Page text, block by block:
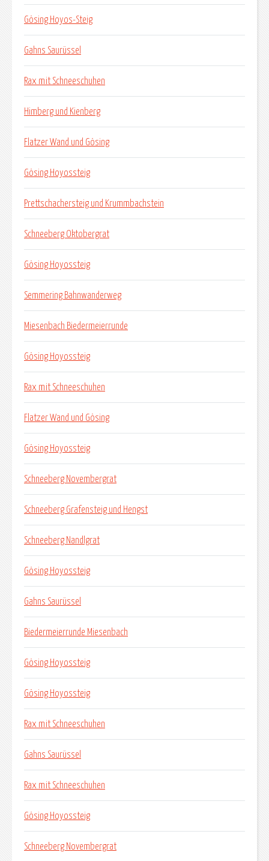
Gösing Hoyos-Steig
Gahns Saurüssel
Rax mit Schneeschuhen
Himberg und Kienberg
Flatzer Wand und Gösing
Gösing Hoyossteig
Prettschachersteig und Krummbachstein
Schneeberg Oktobergrat
Gösing Hoyossteig
Semmering Bahnwanderweg
Miesenbach Biedermeierrunde
Gösing Hoyossteig
Rax mit Schneeschuhen
Flatzer Wand und Gösing
Gösing Hoyossteig
Schneeberg Novembergrat
Schneeberg Grafensteig und Hengst
Schneeberg Nandlgrat
Gösing Hoyossteig
Gahns Saurüssel
Biedermeierrunde Miesenbach
Gösing Hoyossteig
Gösing Hoyossteig
Rax mit Schneeschuhen
Gahns Saurüssel
Rax mit Schneeschuhen
Gösing Hoyossteig
Schneeberg Novembergrat